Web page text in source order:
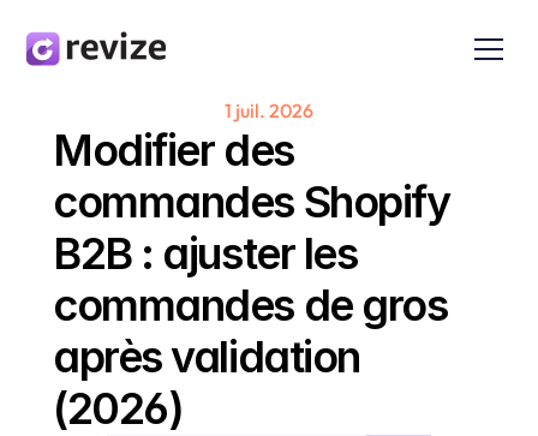
1 juil. 2026
Modifier des
commandes Shopify
B2B : ajuster les
commandes de gros
après validation
(2026)